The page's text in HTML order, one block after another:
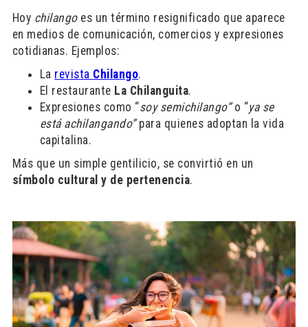
Hoy chilangoes un término resignificado que aparece
en medios de comunicación, comercios y expresiones
cotidianas. Ejemplos:
La revista Chilango.
El restaurante La Chilanguita.
Expresiones como “soy semichilango”o “ya se
está achilangando”para quienes adoptan la vida
capitalina.
Más que un simple gentilicio, se convirtió en un
símbolo cultural y de pertenencia.